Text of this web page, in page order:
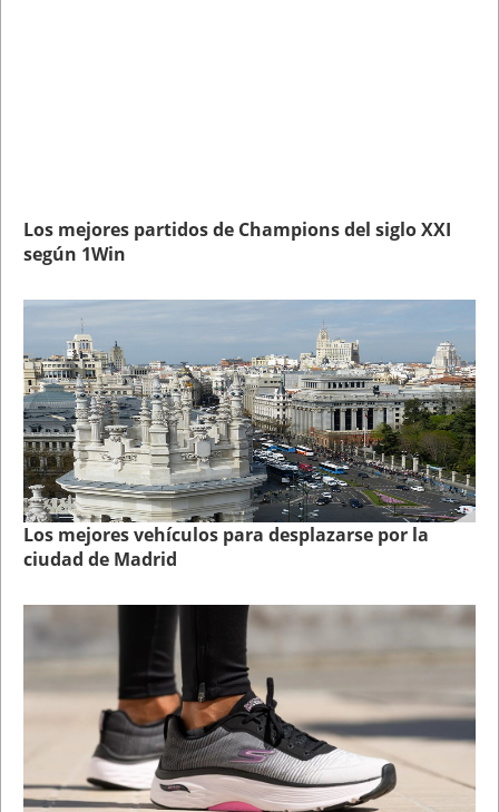
Los mejores partidos de Champions del siglo XXI
según 1Win
Los mejores vehículos para desplazarse por la
ciudad de Madrid